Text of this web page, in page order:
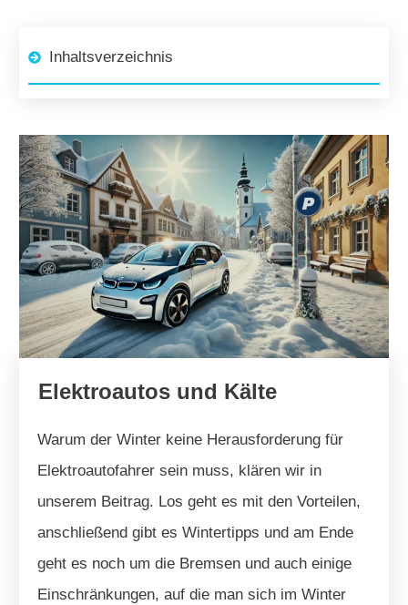
Inhaltsverzeichnis
Elektroautos und Kälte
Warum der Winter keine Herausforderung für
Elektroautofahrer sein muss, klären wir in
unserem Beitrag. Los geht es mit den Vorteilen,
anschließend gibt es Wintertipps und am Ende
geht es noch um die Bremsen und auch einige
Einschränkungen, auf die man sich im Winter